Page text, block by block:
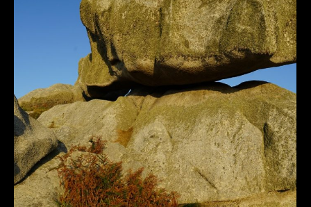
Balance